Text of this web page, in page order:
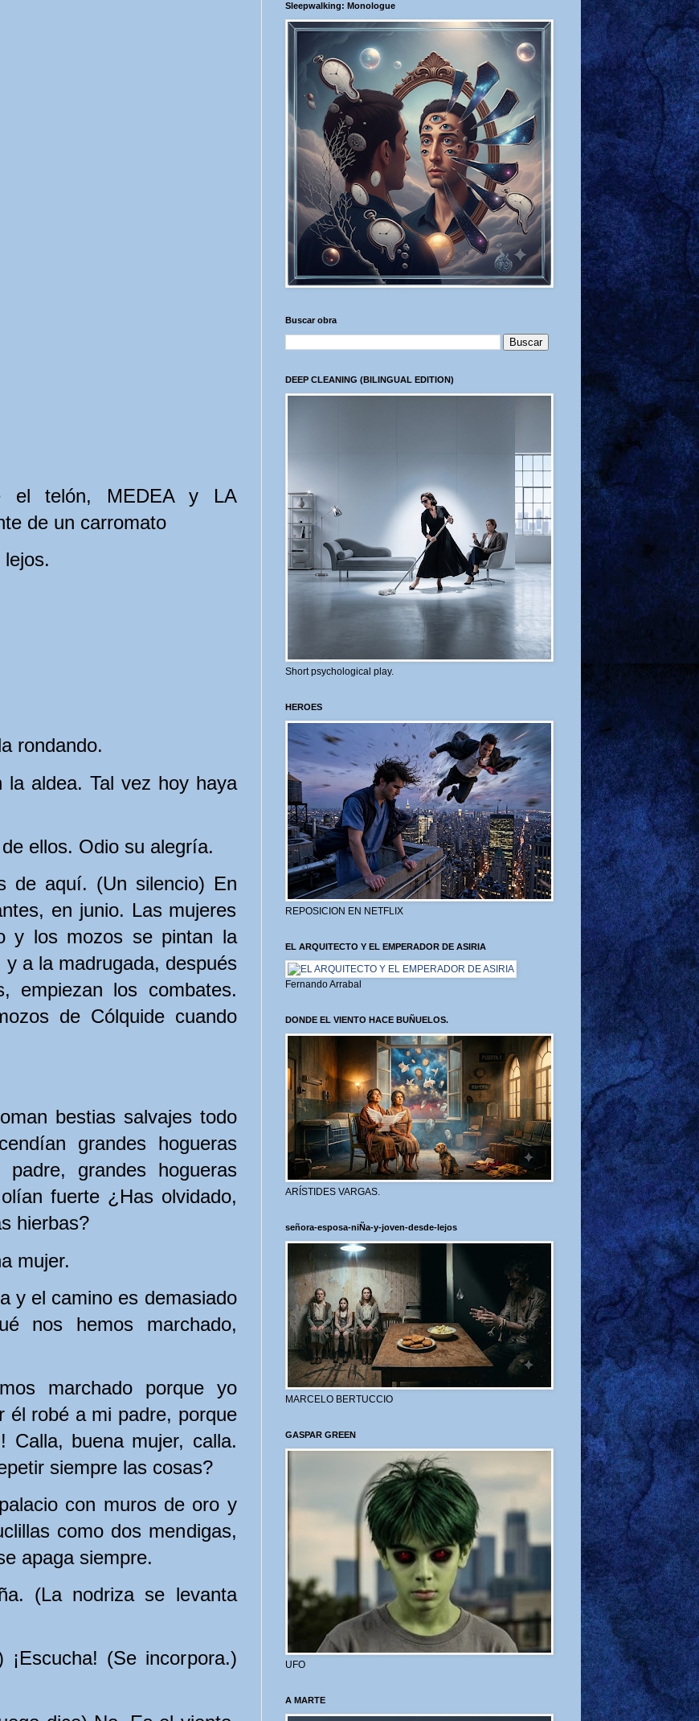
el telón, MEDEA y LA
de un carromato
rondando.
aldea. Tal vez hoy haya
ellos. Odio su alegría.
de aquí. (Un silencio) En
en junio. Las mujeres
y los mozos se pintan la
a la madrugada, después
empiezan los combates.
de Cólquide cuando
bestias salvajes todo
grandes hogueras
grandes hogueras
fuerte ¿Has olvidado,
hierbas?
mujer.
y el camino es demasiado
nos hemos marchado,
marchado porque yo
él robé a mi padre, porque
Calla, buena mujer, calla.
siempre las cosas?
con muros de oro y
como dos mendigas,
apaga siempre.
(La nodriza se levanta
(Se incorpora.)
Sleepwalking: Monologue
Buscar obra
DEEP CLEANING (BILINGUAL EDITION)
Short psychological play.
HEROES
REPOSICION EN NETFLIX
EL ARQUITECTO Y EL EMPERADOR DE ASIRIA
Fernando Arrabal
DONDE EL VIENTO HACE BUÑUELOS.
ARÍSTIDES VARGAS.
señora-esposa-niÑa-y-joven-desde-lejos
MARCELO BERTUCCIO
GASPAR GREEN
UFO
A MARTE